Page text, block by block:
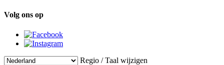
Volg ons op
Regio / Taal wijzigen